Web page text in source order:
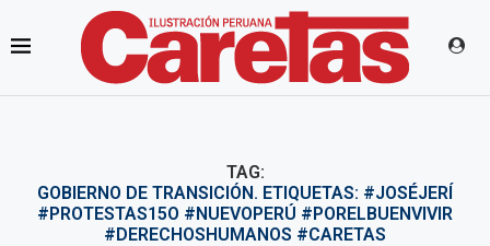
TAG:
GOBIERNO DE TRANSICIÓN. ETIQUETAS: #JOSÉJERÍ
#PROTESTAS15O #NUEVOPERÚ #PORELBUENVIVIR
#DERECHOSHUMANOS #CARETAS